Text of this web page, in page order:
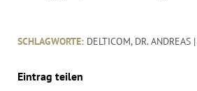
SCHLAGWORTE: DELTICOM, DR. ANDREAS
Eintrag teilen